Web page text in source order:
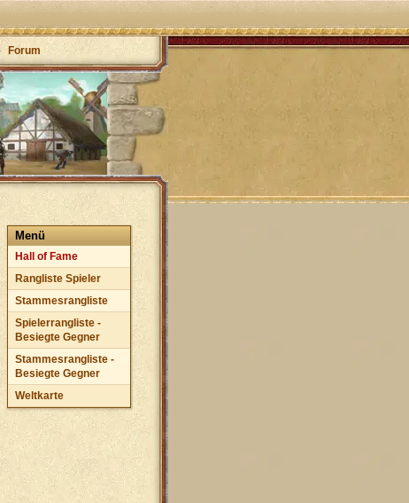
Forum
Menü
Hall of Fame
Rangliste Spieler
Stammesrangliste
Spielerrangliste -
Besiegte Gegner
Stammesrangliste -
Besiegte Gegner
Weltkarte